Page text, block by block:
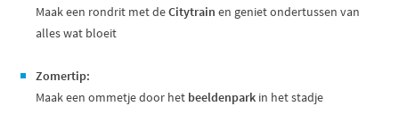
Maak een rondrit met deCitytrain en geniet ondertussen van
alles wat bloeit
Zomertip:
Maak een ommetje door het beeldenpark in het stadje